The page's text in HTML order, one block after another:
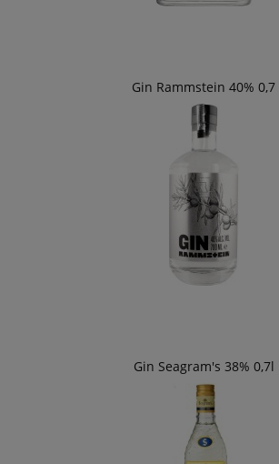
Gin Rammstein 40% 0,7
Gin Seagram's 38% 0,7l